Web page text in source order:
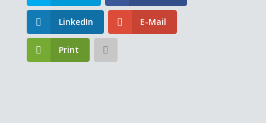
LinkedIn E-Mail
Print